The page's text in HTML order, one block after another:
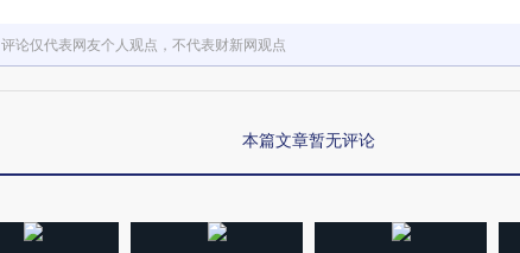
评论仅代表网友个人观点，不代表财新网观点
本篇文章暂无评论